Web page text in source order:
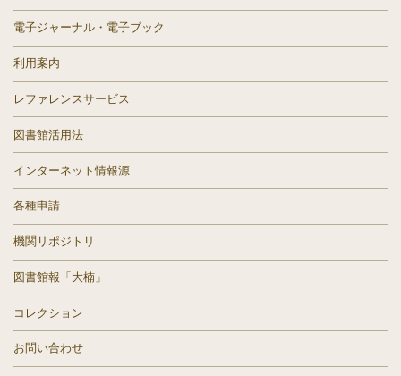
電子ジャーナル・電子ブック
利用案内
レファレンスサービス
図書館活用法
インターネット情報源
各種申請
機関リポジトリ
図書館報「大楠」
コレクション
お問い合わせ